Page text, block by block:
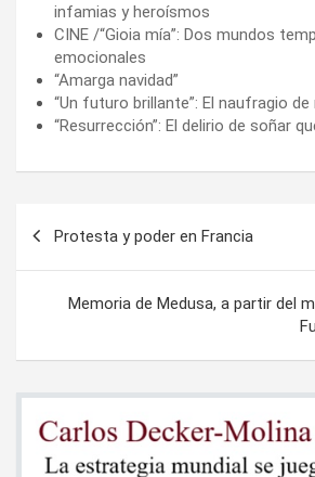
infamias y heroísmos
CINE /“Gioia mía”: Dos mundos
emocionales
“Amarga navidad”
“Un futuro brillante”: El naufragio
“Resurrección”: El delirio de soñar
Protesta y poder en Francia
Memoria de Medusa, a partir del